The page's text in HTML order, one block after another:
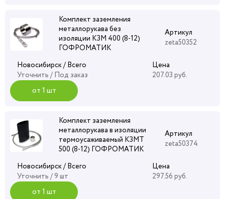
Комплект заземления
металлорукава без
изоляции КЗМ 400 (8-12)
ГОФРОМАТИК
Артикул
zeta50352
Новосибирск / Всего
Уточнить / Под заказ
Цена
207.03 руб.
от 1 шт
Комплект заземления
металлорукава в изоляции
термоусаживаемый КЗМТ
500 (8-12) ГОФРОМАТИК
Артикул
zeta50374
Новосибирск / Всего
Уточнить / 9 шт
Цена
297.56 руб.
от 1 шт